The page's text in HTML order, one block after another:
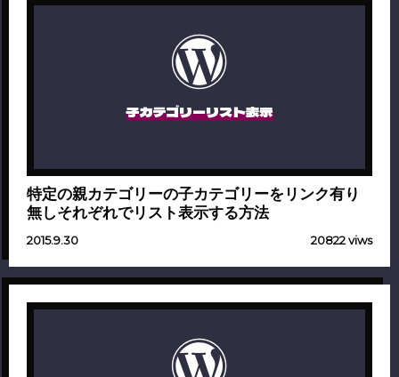
子カテゴリーリスト表示
特定の親カテゴリーの子カテゴリーをリンク有り
無しそれぞれでリスト表示する方法
2015.9.30 20822 viws